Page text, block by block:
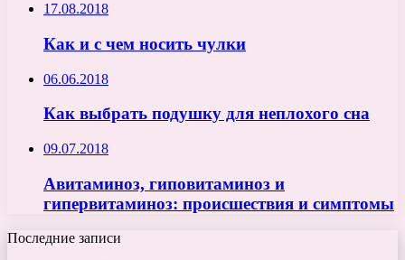
17.08.2018
Как и с чем носить чулки
06.06.2018
Как выбрать подушку для неплохого сна
09.07.2018
Авитаминоз, гиповитаминоз и
гипервитаминоз: происшествия и симптомы
Последние записи